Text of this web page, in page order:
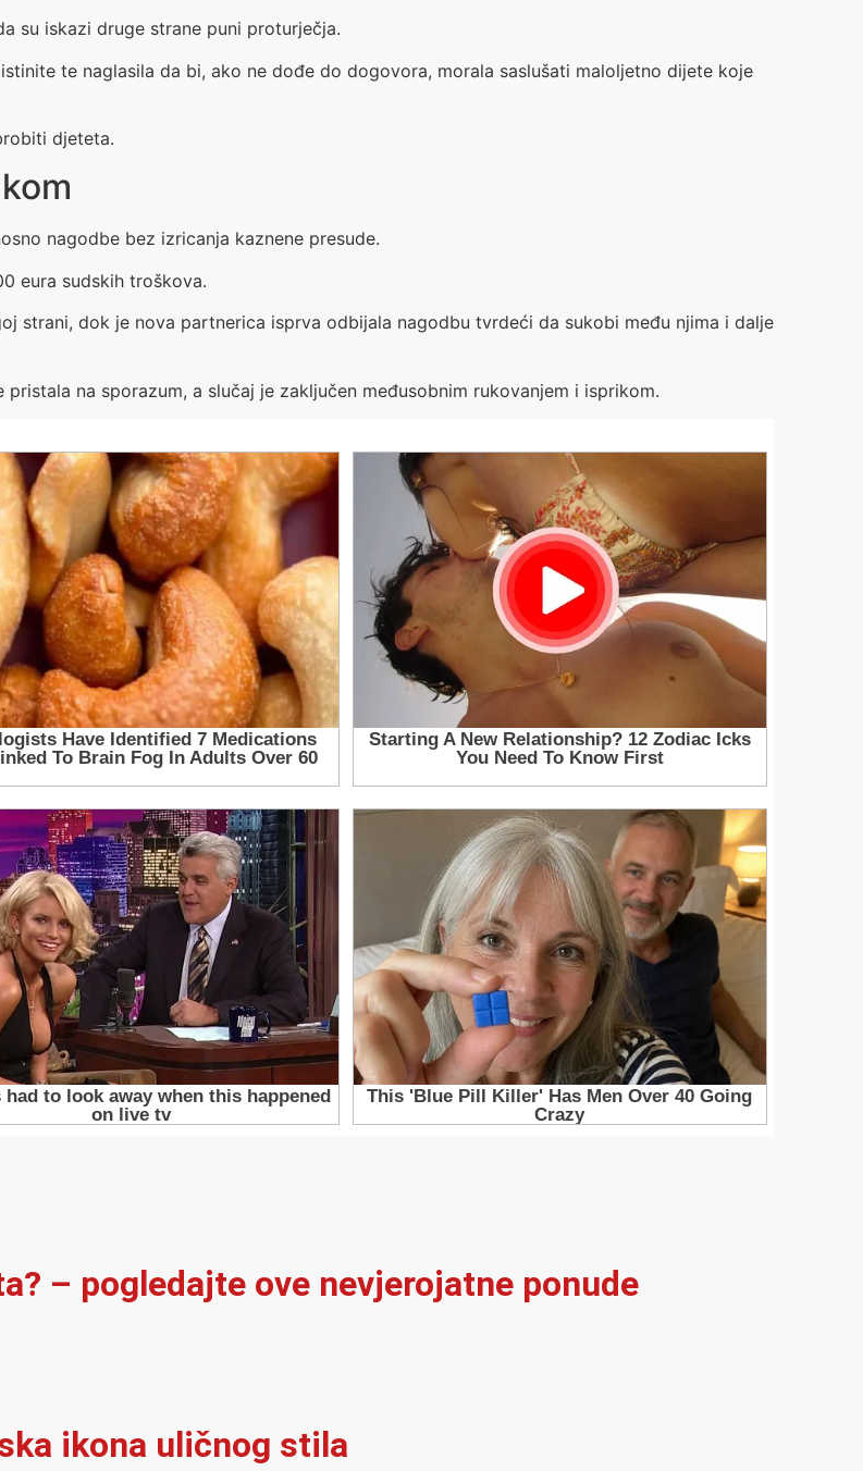
su iskazi druge strane puni proturječja.
te naglasila da bi, ako ne dođe do dogovora, morala saslušati maloljetno dijete koje
djeteta.
nagodbe bez izricanja kaznene presude.
eura sudskih troškova.
strani, dok je nova partnerica isprva odbijala nagodbu tvrdeći da sukobi među njima i dalje
na sporazum, a slučaj je zaključen međusobnim rukovanjem i isprikom.
– pogledajte ove nevjerojatne ponude
ikona uličnog stila